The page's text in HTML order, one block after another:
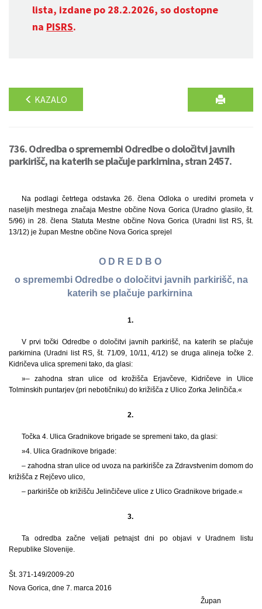
lista, izdane po 28.2.2026, so dostopne
na PISRS.
KAZALO
736. Odredba o spremembi Odredbe o določitvi javnih
parkirišč, na katerih se plačuje parkirnina, stran 2457.
Na podlagi četrtega odstavka 26. člena Odloka o ureditvi prometa v
naseljih mestnega značaja Mestne občine Nova Gorica (Uradno glasilo, št.
5/96) in 28. člena Statuta Mestne občine Nova Gorica (Uradni list RS, št.
13/12) je župan Mestne občine Nova Gorica sprejel
O D R E D B O
o spremembi Odredbe o določitvi javnih parkirišč, na
katerih se plačuje parkirnina
1.
V prvi točki Odredbe o določitvi javnih parkirišč, na katerih se plačuje
parkirnina (Uradni list RS, št. 71/09, 10/11, 4/12) se druga alineja točke 2.
Kidričeva ulica spremeni tako, da glasi:
»– zahodna stran ulice od krožišča Erjavčeve, Kidričeve in Ulice
Tolminskih puntarjev (pri nebotičniku) do križišča z Ulico Zorka Jelinčiča.«
2.
Točka 4. Ulica Gradnikove brigade se spremeni tako, da glasi:
»4. Ulica Gradnikove brigade:
– zahodna stran ulice od uvoza na parkirišče za Zdravstvenim domom do
križišča z Rejčevo ulico,
– parkirišče ob križišču Jelinčičeve ulice z Ulico Gradnikove brigade.«
3.
Ta odredba začne veljati petnajst dni po objavi v Uradnem listu
Republike Slovenije.
Št. 371-149/2009-20
Nova Gorica, dne 7. marca 2016
Župan